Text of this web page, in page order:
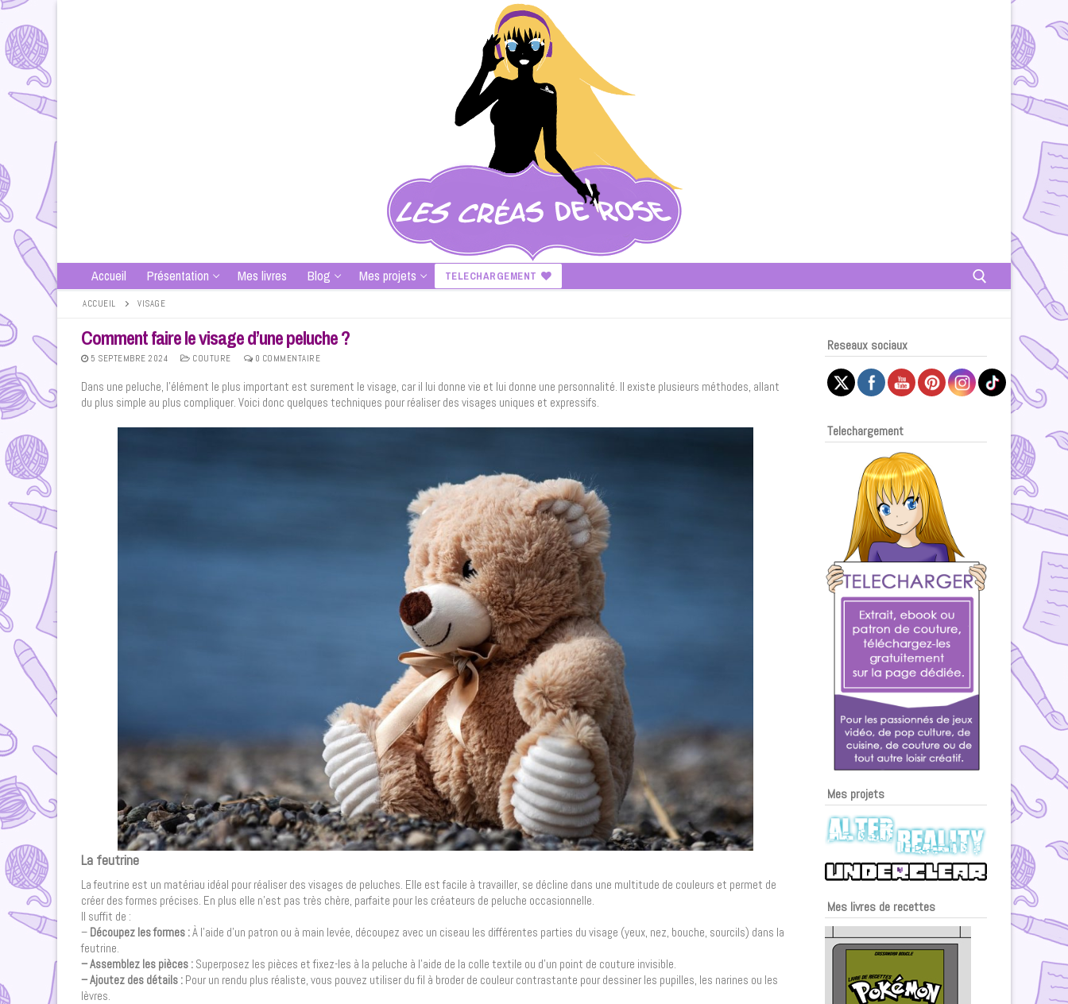
Accueil Présentation Mes livres Blog Mes projets TELECHARGEMENT
ACCUEIL VISAGE
Comment faire le visage d’une peluche ?
5 SEPTEMBRE 2024 COUTURE 0 COMMENTAIRE
Dans une peluche, l’élément le plus important est surement le visage, car il lui donne vie et lui donne une personnalité. Il existe plusieurs méthodes, allant
du plus simple au plus compliquer. Voici donc quelques techniques pour réaliser des visages uniques et expressifs.
La feutrine
La feutrine est un matériau idéal pour réaliser des visages de peluches. Elle est facile à travailler, se décline dans une multitude de couleurs et permet de
créer des formes précises. En plus elle n’est pas très chère, parfaite pour les créateurs de peluche occasionnelle.
Il suffit de :
– Découpez les formes :À l’aide d’un patron ou à main levée, découpez avec un ciseau les différentes parties du visage (yeux, nez, bouche, sourcils) dans la
feutrine.
– Assemblez les pièces : Superposez les pièces et fixez-les à la peluche à l’aide de la colle textile ou d’un point de couture invisible.
– Ajoutez des détails : Pour un rendu plus réaliste, vous pouvez utiliser du fil à broder de couleur contrastante pour dessiner les pupilles, les narines ou les
lèvres.
Reseaux sociaux
Telechargement
Mes projets
Mes livres de recettes